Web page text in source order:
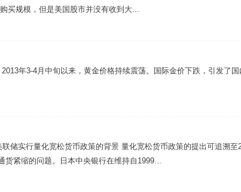
买规模，但是美国股市并没有收到大...
年3-4月中旬以来，黄金价格持续震荡。国际金价下跌，引发了国
储实行量化宽松货币政策的背景 量化宽松货币政策的提出可追溯至
货紧缩的问题。日本中央银行在维持自1999...